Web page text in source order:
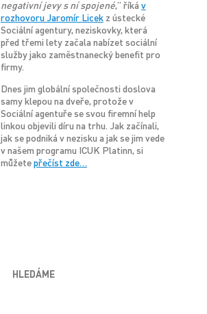
negativní jevy s ní spojené,“ říká v
rozhovoru Jaromír Licekz ústecké
Sociální agentury, neziskovky, která
před třemi lety začala nabízet sociální
služby jako zaměstnanecký benefit pro
firmy.
Dnes jim globální společnosti doslova
samy klepou na dveře, protože v
Sociální agentuře se svou firemní help
linkou objevili díru na trhu. Jak začínali,
jak se podniká v nezisku a jak se jim vede
v našem programu ICUK Platinn, si
můžetepřečíst zde…
HLEDÁME